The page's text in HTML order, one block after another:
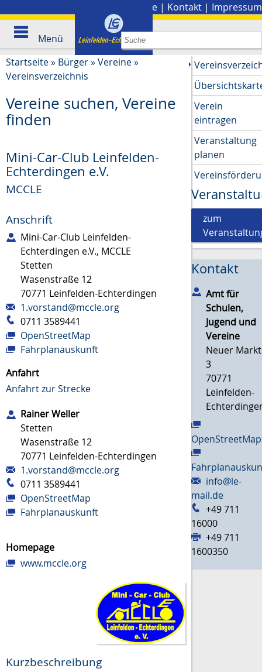
Presse | Kontakt | Impressum
Menü
Startseite» Bürger»Vereine»
Vereinsverzeichnis
Vereine suchen, Vereine
finden
Mini-Car-Club Leinfelden-
Echterdingen e.V.
MCCLE
Anschrift
Mini-Car-Club Leinfelden-
Echterdingen e.V., MCCLE
Stetten
Wasenstraße 12
70771 Leinfelden-Echterdingen
1.vorstand@mccle.org
0711 3589441
OpenStreetMap
Fahrplanauskunft
Anfahrt
Anfahrt zur Strecke
RainerWeller
Stetten
Wasenstraße 12
70771 Leinfelden-Echterdingen
1.vorstand@mccle.org
0711 3589441
OpenStreetMap
Fahrplanauskunft
Homepage
www.mccle.org
Kurzbeschreibung
Verein
eintragen
Veranstaltung
planen
zum
Kontakt
Amt für
Schulen,
Jugend und
Vereine
Neuer Markt
3
70771
Leinfelden-
OpenStreetMap
info@le-
mail.de
+49 711
16000
+49 711
1600350